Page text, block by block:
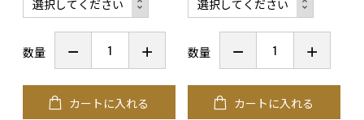
数量
カートに入れる
数量
カートに入れる